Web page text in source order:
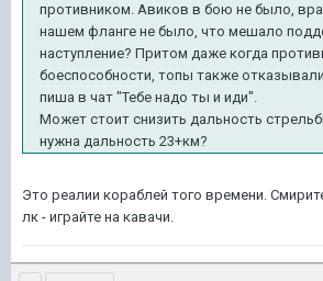
противником. Авиков в бою не было,
нашем фланге не было, что мешало
наступление? Притом даже когда
боеспособности, топы также
пиша в чат "Тебе надо ты и иди".
Может стоит снизить дальность
нужна дальность 23+км?
Это реалии кораблей того времени.
лк - играйте на кавачи.